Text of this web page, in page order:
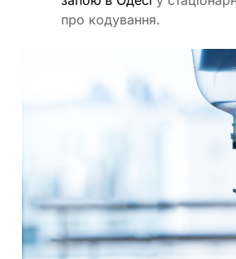
про кодування.